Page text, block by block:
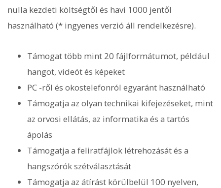
nulla kezdeti költségtől és havi 1000 jentől
használható (* ingyenes verzió áll rendelkezésre).
Támogat több mint 20 fájlformátumot, például
hangot, videót és képeket
PC -ről és okostelefonról egyaránt használható
Támogatja az olyan technikai kifejezéseket, mint
az orvosi ellátás, az informatika és a tartós
ápolás
Támogatja a feliratfájlok létrehozását és a
hangszórók szétválasztását
Támogatja az átírást körülbelül 100 nyelven,